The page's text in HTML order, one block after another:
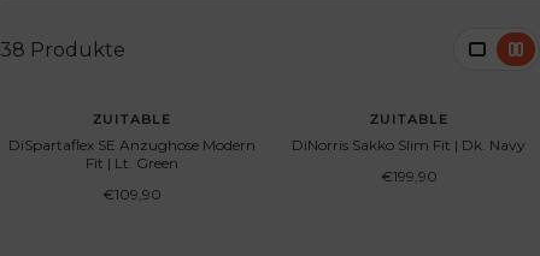
38 Produkte
ZUITABLE
DiSpartaflex SE Anzughose Modern
Fit | Lt. Green
Angebotspreis
€109,90
ZUITABLE
DiNorris Sakko Slim Fit | Dk. Navy
Angebotspreis
€199,90